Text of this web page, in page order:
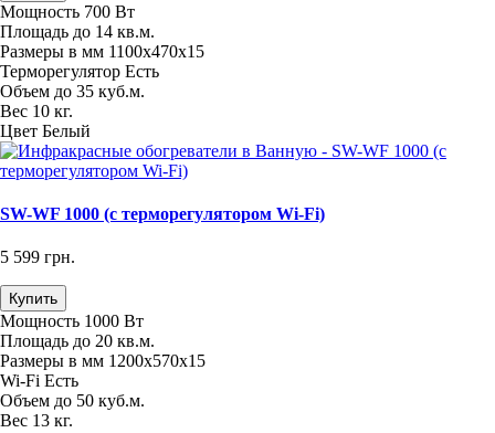
Мощность 700 Вт
Площадь до 14 кв.м.
Размеры в мм 1100х470х15
Терморегулятор Есть
Объем до 35 куб.м.
Вес 10 кг.
Цвет Белый
SW-WF 1000 (с терморегулятором Wi-Fi)
5 599 грн.
Купить
Мощность 1000 Вт
Площадь до 20 кв.м.
Размеры в мм 1200х570х15
Wi-Fi Есть
Объем до 50 куб.м.
Вес 13 кг.